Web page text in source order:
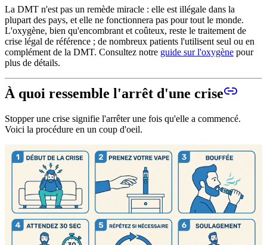
La DMT n'est pas un remède miracle : elle est illégale dans la
plupart des pays, et elle ne fonctionnera pas pour tout le monde.
L'oxygène, bien qu'encombrant et coûteux, reste le traitement de
crise légal de référence ; de nombreux patients l'utilisent seul ou en
complément de la DMT. Consultez notre guide sur l'oxygène pour
plus de détails.
À quoi ressemble l'arrêt d'une crise
Stopper une crise signifie l'arrêter une fois qu'elle a commencé.
Voici la procédure en un coup d'oeil.